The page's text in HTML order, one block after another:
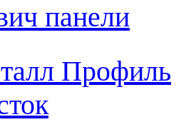
панели
Профиль